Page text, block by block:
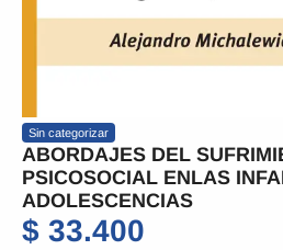
Sin categorizar
ABORDAJES DEL
PSICOSOCIAL ENLAS
ADOLESCENCIAS
$ 33.400